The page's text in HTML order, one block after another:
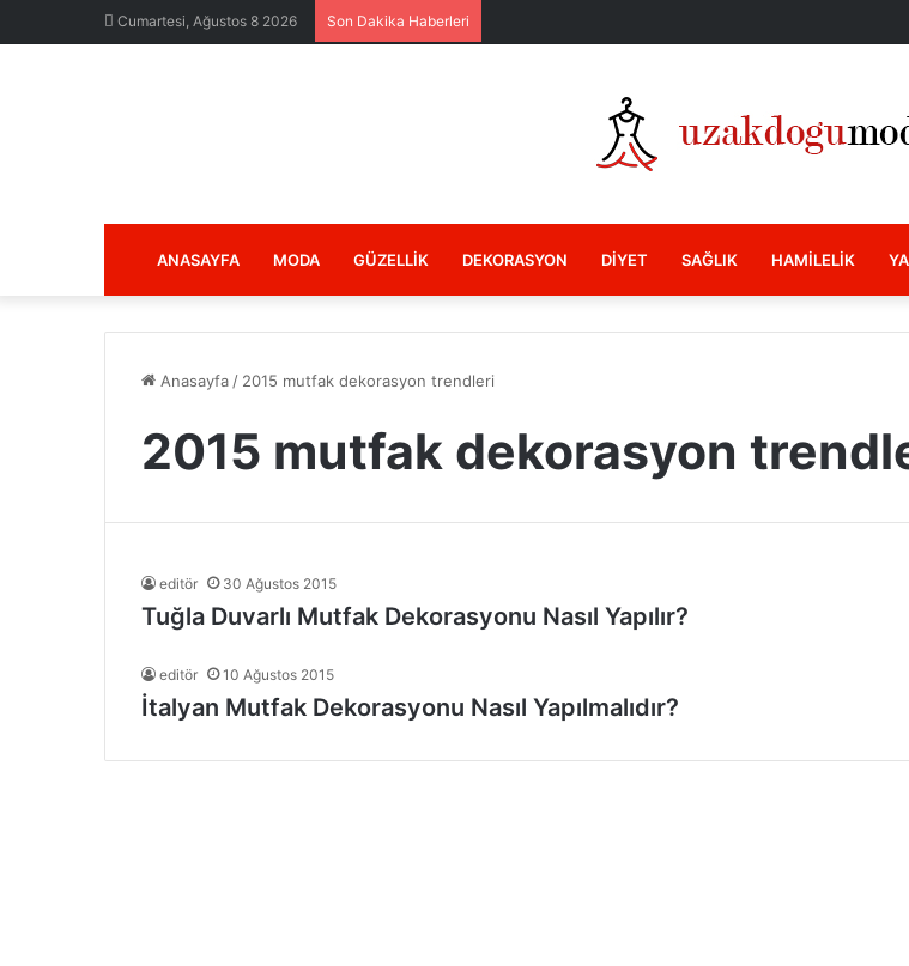
Cumartesi, Ağustos 8 2026 Son Dakika Haberleri
ANASAYFA MODA GÜZELLIK DEKORASYON DIYET SAĞLIK HAMILELIK
Anasayfa / 2015 mutfak dekorasyon trendleri
2015 mutfak dekorasyon
editör 30 Ağustos 2015
Tuğla Duvarlı Mutfak Dekorasyonu Nasıl Yapılır?
editör 10 Ağustos 2015
İtalyan Mutfak Dekorasyonu Nasıl Yapılmalıdır?